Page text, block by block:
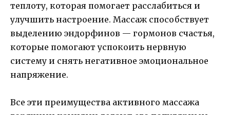
теплоту, которая помогает расслабиться и
улучшить настроение. Массаж способствует
выделению эндорфинов — гормонов счастья,
которые помогают успокоить нервную
систему и снять негативное эмоциональное
напряжение.
Все эти преимущества активного массажа